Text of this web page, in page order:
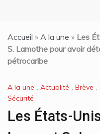
Accueil » A la une » Les
S. Lamothe pour avoir
pétrocaribe
A la une , Actualité , Brève ,
Sécurité
Les États-